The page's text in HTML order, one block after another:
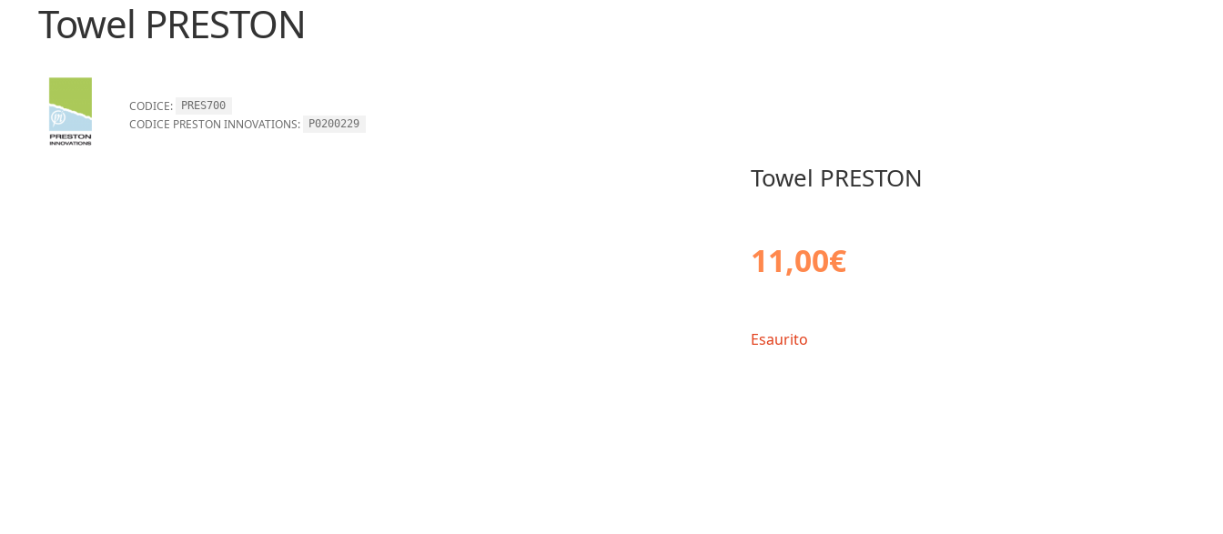
Towel PRESTON
CODICE: PRES700
CODICE PRESTON INNOVATIONS: P0200229
Towel PRESTON
11,00€
Esaurito